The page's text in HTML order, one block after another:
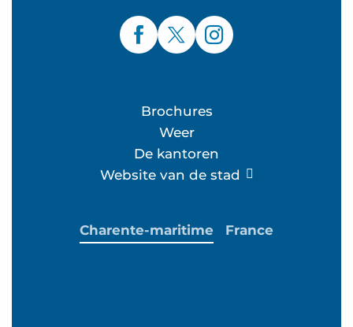
Brochures
Weer
De kantoren
Website van de stad
Charente-maritime France